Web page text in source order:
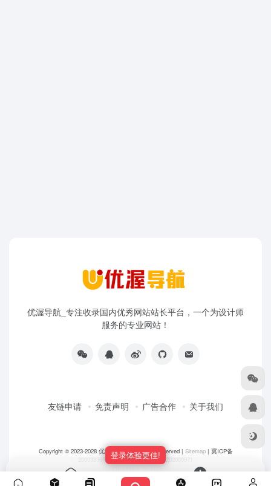
优渥导航_专注收录国内优秀网站站长平台，一个为设计师
服务的专业网站！
友链申请 免责声明 广告合作 关于我们
Copyright © 2023-2028 优渥导航网- All rights reserved | Sitemap| 冀ICP备
20003336号-5|冀公网安备 13108202000971
OneNav强力驱动
登录体验更佳!